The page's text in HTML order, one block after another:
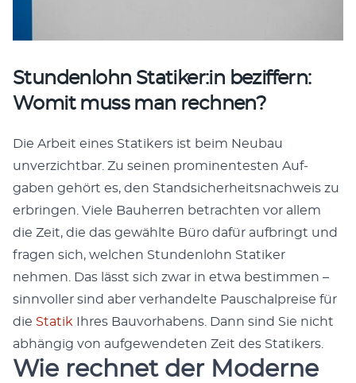
Stundenlohn Statiker:in beziffern:
Womit muss man rechnen?
Die Arbeit eines Sta­tik­ers ist beim Neubau
unverzicht­bar. Zu seinen promi­nen­testen Auf­
gaben gehört es, den Stand­sicher­heit­snach­weis zu
erbrin­gen. Viele Bauher­ren betra­cht­en vor allem
die Zeit, die das gewählte Büro dafür auf­bringt und
fra­gen sich, welchen Stun­den­lohn Sta­tik­er
nehmen. Das lässt sich zwar in etwa bes­tim­men –
sin­nvoller sind aber ver­han­delte Pauschal­preise für
die Sta­tik Ihres Bau­vorhabens. Dann sind Sie nicht
abhängig von aufgewen­de­ten Zeit des Sta­tik­ers.
Wie rechnet der Moderne